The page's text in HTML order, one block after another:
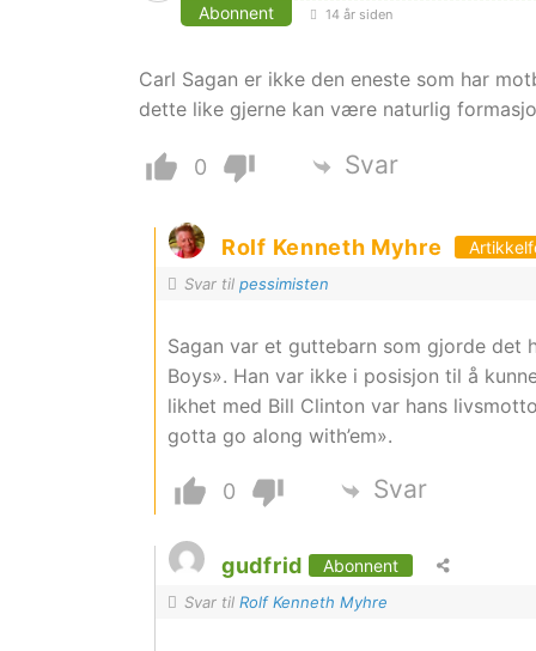
Abonnent 14 år siden
Carl Sagan er ikke den eneste som har
dette like gjerne kan være naturlig
0 Svar
Rolf Kenneth Myhre
Svar til pessimisten
Sagan var et guttebarn som gjorde det
Boys». Han var ikke i posisjon til å
likhet med Bill Clinton var hans
gotta go along with’em».
0 Svar
gudfrid Abonnent
Svar til Rolf Kenneth Myhre